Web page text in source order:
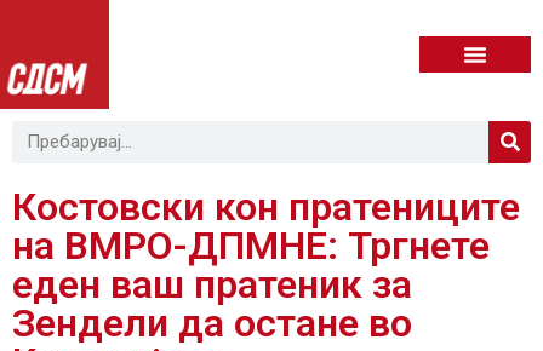
Костовски кон пратениците
на ВМРО-ДПМНЕ: Тргнете
еден ваш пратеник за
Зендели да остане во